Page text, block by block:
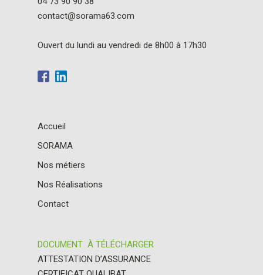
contact@sorama63.com
Ouvert du lundi au vendredi de 8h00 à 17h30
Accueil
SORAMA
Nos métiers
Nos Réalisations
Contact
DOCUMENT À TÉLÉCHARGER
ATTESTATION D’ASSURANCE